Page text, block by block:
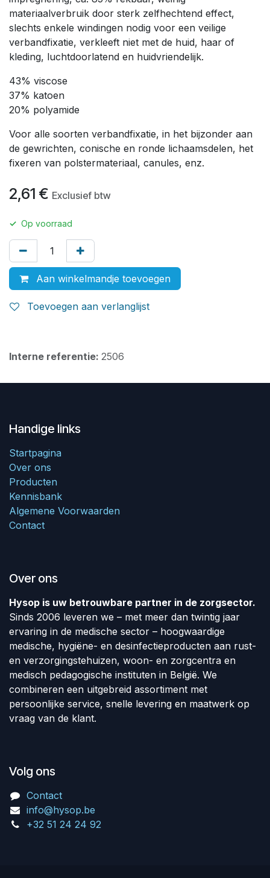
materiaalverbruik door sterk zelfhechtend effect,
slechts enkele windingen nodig voor een veilige
verbandfixatie, verkleeft niet met de huid, haar of
kleding, luchtdoorlatend en huidvriendelijk.
43% viscose
37% katoen
20% polyamide
Voor alle soorten verbandfixatie, in het bijzonder aan
de gewrichten, conische en ronde lichaamsdelen, het
fixeren van polstermateriaal, canules, enz.
2,61 € Exclusief btw
✓ Op voorraad
Aan winkelmandje toevoegen
Toevoegen aan verlanglijst
Interne referentie: 2506
Handige links
Startpagina
Over ons
Producten
Kennisbank
Algemene Voorwaarden
Contact
Over ons
Hysop is uw betrouwbare partner in de zorgsector.
Sinds 2006 leveren we – met meer dan twintig jaar
ervaring in de medische sector – hoogwaardige
medische, hygiëne- en desinfectieproducten aan rust-
en verzorgingstehuizen, woon- en zorgcentra en
medisch pedagogische instituten in België. We
combineren een uitgebreid assortiment met
persoonlijke service, snelle levering en maatwerk op
vraag van de klant.
Volg ons
Contact
info@hysop.be
+32 51 24 24 92